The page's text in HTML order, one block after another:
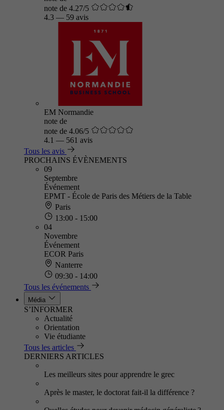
note de 4.27/5
4.3 — 59 avis
EM Normandie
note de
note de 4.06/5
4.1 — 561 avis
Tous les avis
PROCHAINS ÉVÈNEMENTS
09
Septembre
Événement
EPMT - École de Paris des Métiers de la Table
Paris
13:00 - 15:00
04
Novembre
Événement
ECOR Paris
Nanterre
09:30 - 14:00
Tous les événements
Média
S’INFORMER
Actualité
Orientation
Vie étudiante
Tous les articles
DERNIERS ARTICLES
Les meilleurs sites pour apprendre le grec
Après le master, le doctorat fait-il la différence ?